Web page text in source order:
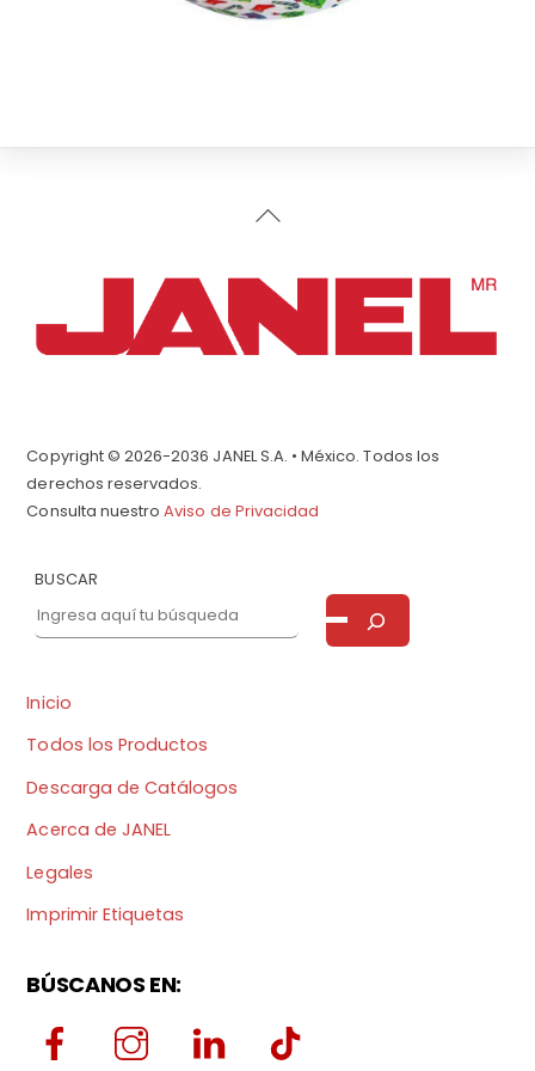
Back
Copyright © 2026-2036 JANEL S.A. • México. Todos los
derechos reservados.
Consulta nuestroAviso de Privacidad
BUSCAR
Inicio
Todos los Productos
Descarga de Catálogos
Acerca de JANEL
Legales
Imprimir Etiquetas
BÚSCANOS EN: